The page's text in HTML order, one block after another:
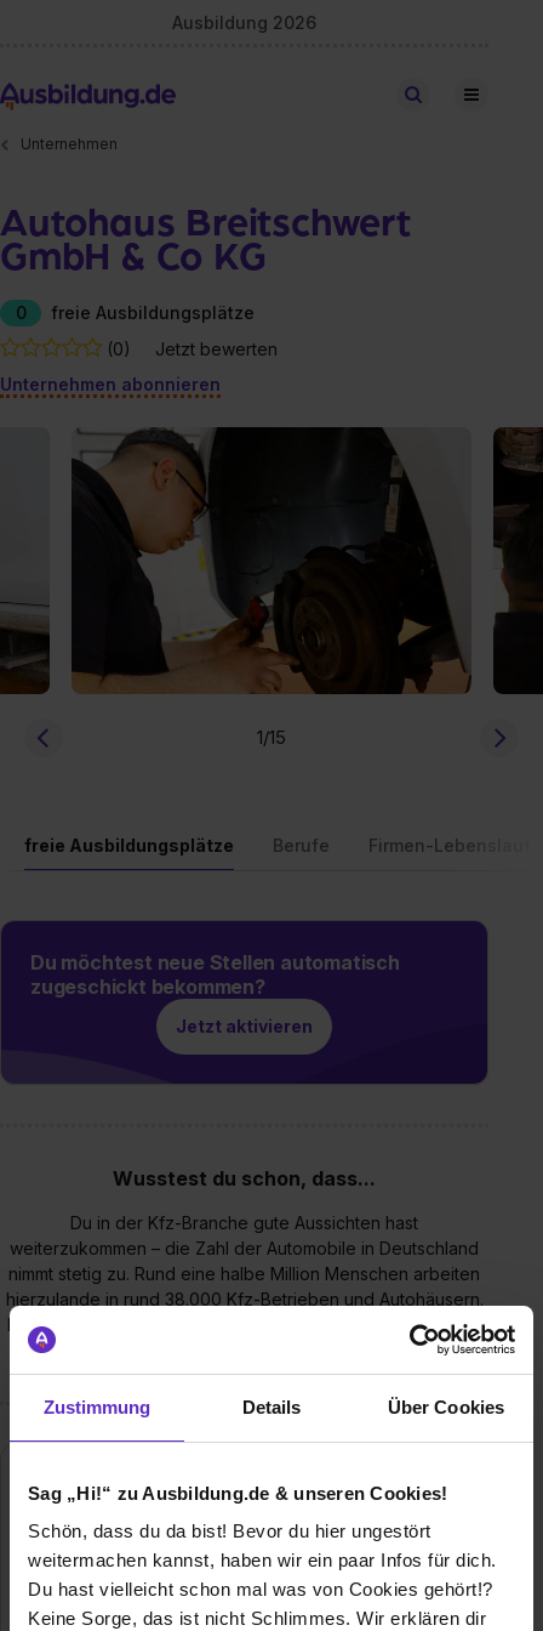
Zustimmung Details Über Cookies
Sag „Hi!“ zu Ausbildung.de & unseren Cookies!
Schön, dass du da bist! Bevor du hier ungestört
weitermachen kannst, haben wir ein paar Infos für dich.
Du hast vielleicht schon mal was von Cookies gehört!?
Keine Sorge, das ist nicht Schlimmes. Wir erklären dir
Ausbildung 2026
Stellen finden
Unternehmen
Autohaus Breitschwert
GmbH & Co KG
0
freie Ausbildungsplätze
(0)
Jetzt bewerten
Unternehmen abonnieren
1/15
freie Ausbildungsplätze Berufe Firmen-Lebenslauf
Du möchtest neue Stellen automatisch
zugeschickt bekommen?
Jetzt aktivieren
Wusstest du schon, dass...
Du in der Kfz-Branche gute Aussichten hast
weiterzukommen – die Zahl der Automobile in Deutschland
nimmt stetig zu. Rund eine halbe Million Menschen arbeiten
hierzulande in rund 38.000 Kfz-Betrieben und Autohäusern.
Mit durchschnittlich 90.000 Azubis ist das Kfz-Gewerbe der